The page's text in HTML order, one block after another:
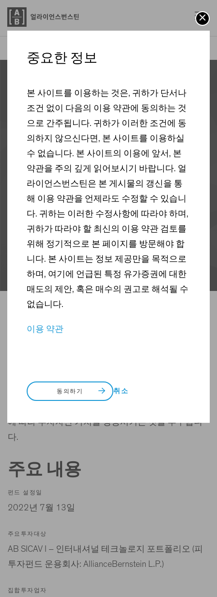
주식 | AB 인터내셔널 테크놀로지 증권투자신탁 (주식-재간접형)
투자 목적
테크놀로지 포트폴리오(‘피투자펀드’)를 주된 투자대
에 따라 투자자산 가치를 상승시키는 것을 추구합니
다.
주요 내용
펀드 설정일
2022년 7월 13일
주요투자대상
AB SICAV I – 인터내셔널 테크놀로지 포트폴리오 (피
투자펀드 운용회사: AllianceBernstein L.P.)
집합투자업자
중요한 정보
본 사이트를 이용하는 것은, 귀하가 단서나
조건 없이 다음의 이용 약관에 동의하는 것
으로 간주됩니다. 귀하가 이러한 조건에 동
의하지 않으신다면, 본 사이트를 이용하실
수 없습니다. 본 사이트의 이용에 앞서, 본
약관을 주의 깊게 읽어보시기 바랍니다. 얼
라이언스번스틴은 본 게시물의 갱신을 통
해 이용 약관을 언제라도 수정할 수 있습니
다. 귀하는 이러한 수정사항에 따라야 하며,
귀하가 따라야 할 최신의 이용 약관 검토를
위해 정기적으로 본 페이지를 방문해야 합
니다. 본 사이트는 정보 제공만을 목적으로
하며, 여기에 언급된 특정 유가증권에 대한
매도의 제안, 혹은 매수의 권고로 해석될 수
없습니다.
이용 약관
동의하기 취소